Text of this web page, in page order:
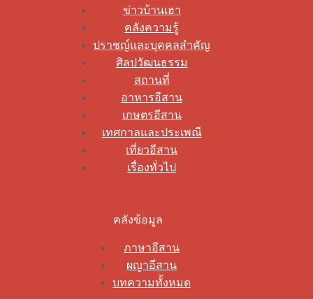
ข่าวบ้านเฮา
คลังความรู้
ปราชญ์และบุคคลสำคัญ
ศิลปวัฒนธรรม
สถานที่
อาหารอีสาน
เกษตรอีสาน
เทศกาลและประเพณี
เที่ยวอีสาน
เรื่องทั่วไป
คลังข้อมูล
ภาษาอีสาน
ผญาอีสาน
บทความทั้งหมด